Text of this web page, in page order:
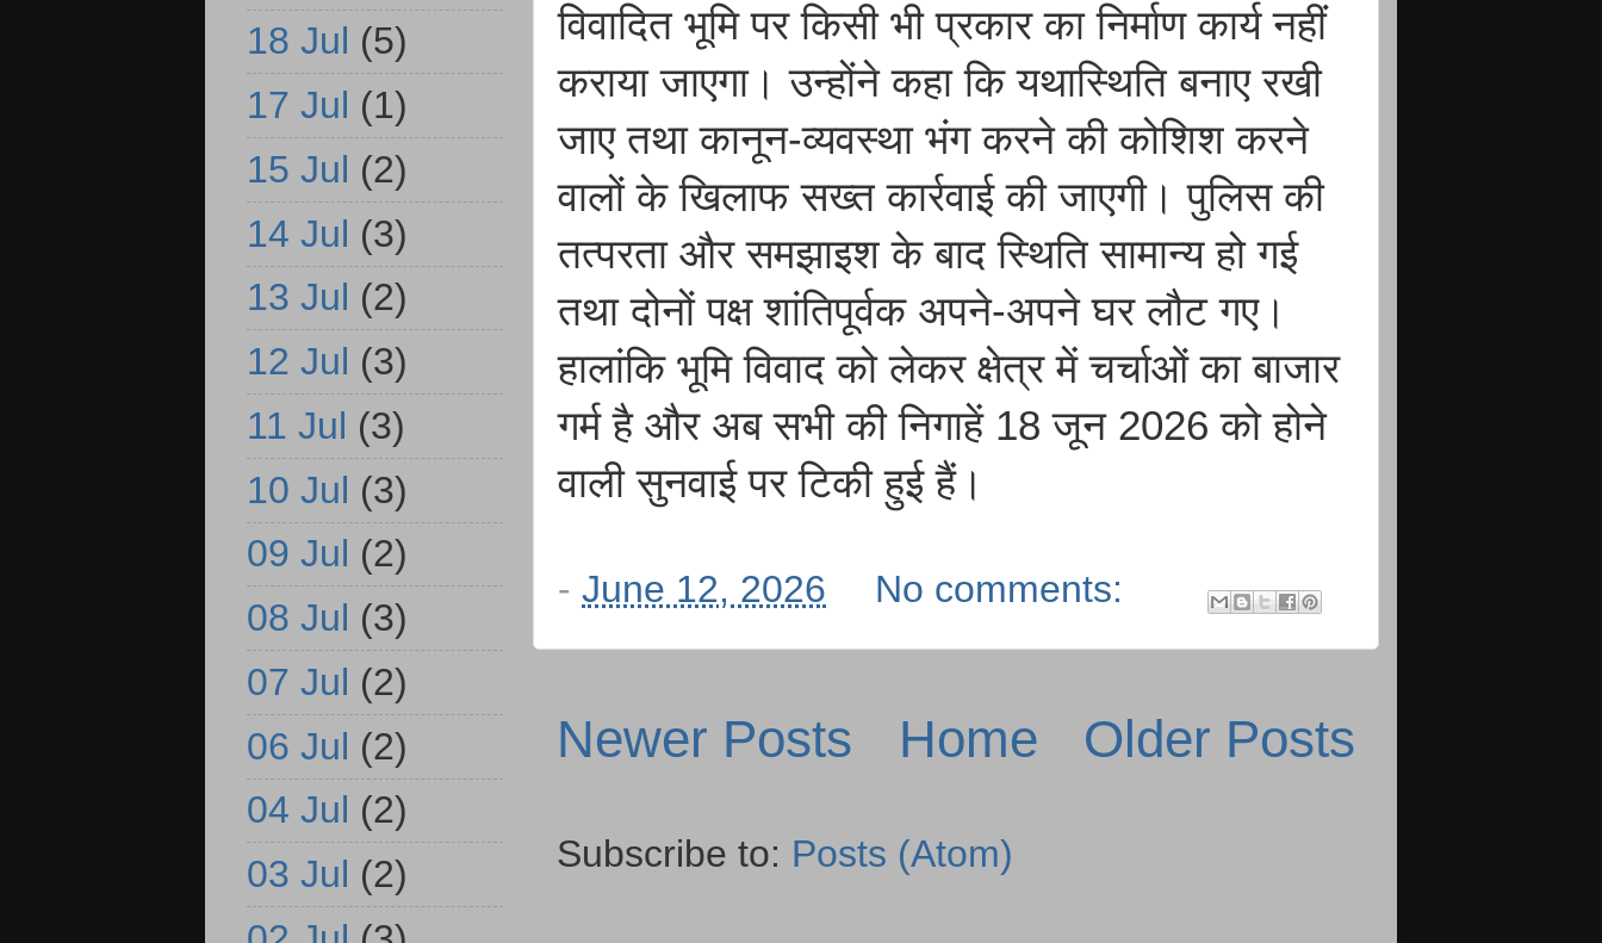
विवादित भूमि पर किसी भी प्रकार का निर्माण कार्य नहीं
कराया जाएगा। उन्होंने कहा कि यथास्थिति बनाए रखी
जाए तथा कानून-व्यवस्था भंग करने की कोशिश करने
वालों के खिलाफ सख्त कार्रवाई की जाएगी। पुलिस की
तत्परता और समझाइश के बाद स्थिति सामान्य हो गई
तथा दोनों पक्ष शांतिपूर्वक अपने-अपने घर लौट गए।
हालांकि भूमि विवाद को लेकर क्षेत्र में चर्चाओं का बाजार
गर्म है और अब सभी की निगाहें 18 जून 2026 को होने
वाली सुनवाई पर टिकी हुई हैं।
- June 12, 2026 No comments:
Newer Posts Older Posts
Home
Subscribe to: Posts (Atom)
18 Jul (5)
17 Jul (1)
15 Jul (2)
14 Jul (3)
13 Jul (2)
12 Jul (3)
11 Jul (3)
10 Jul (3)
09 Jul (2)
08 Jul (3)
07 Jul (2)
06 Jul (2)
04 Jul (2)
03 Jul (2)